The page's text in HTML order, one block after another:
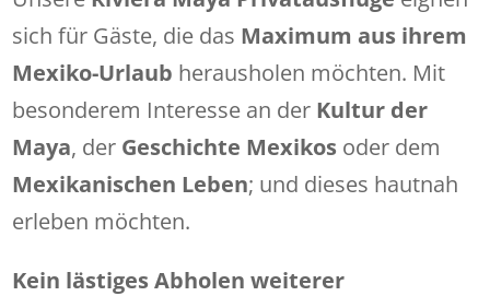
sich für Gäste, die das Maximum aus ihrem
Mexiko-Urlaub herausholen möchten. Mit
besonderem Interesse an der Kultur der
Maya, der Geschichte Mexikos oder dem
Mexikanischen Leben; und dieses hautnah
erleben möchten.
Kein lästiges Abholen weiterer